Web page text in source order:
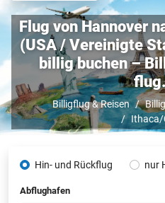
Flug von Hannover
(USA / Vereinigte
billig buchen –
Billigflug & Reisen
Hin- und Rückflug nur
Abflughafen